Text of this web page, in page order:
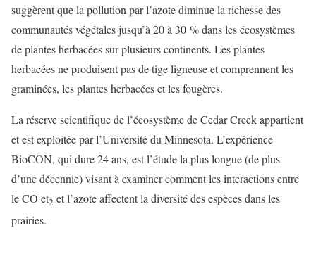
suggèrent que la pollution par l’azote diminue la richesse des
communautés végétales jusqu’à 20 à 30 % dans les écosystèmes
de plantes herbacées sur plusieurs continents. Les plantes
herbacées ne produisent pas de tige ligneuse et comprennent les
graminées, les plantes herbacées et les fougères.
La réserve scientifique de l’écosystème de Cedar Creek appartient
et est exploitée par l’Université du Minnesota. L’expérience
BioCON, qui dure 24 ans, est l’étude la plus longue (de plus
d’une décennie) visant à examiner comment les interactions entre
le CO et2 et l’azote affectent la diversité des espèces dans les
prairies.